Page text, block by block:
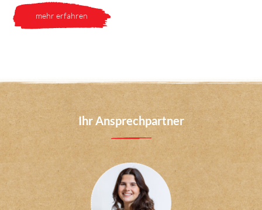
mehr erfahren
Ihr Ansprechpartner